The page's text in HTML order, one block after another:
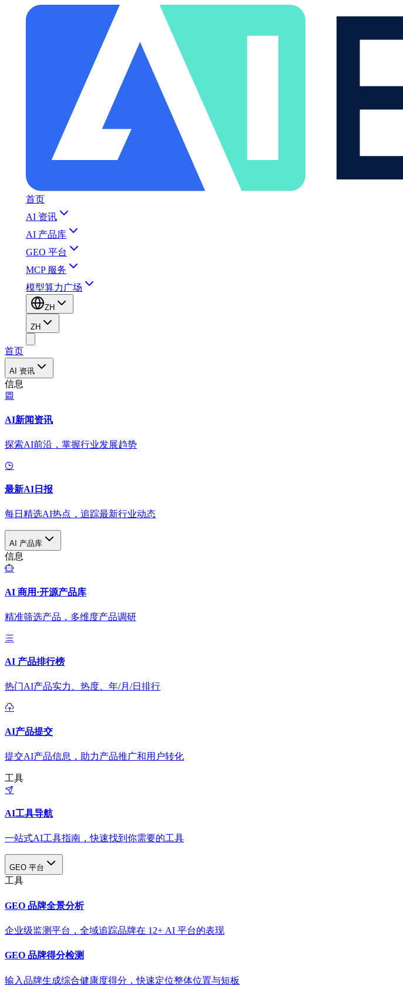
首页
AI 资讯
AI 产品库
GEO 平台
MCP 服务
模型算力广场
ZH
ZH
首页
AI 资讯
信息
AI新闻资讯
探索AI前沿，掌握行业发展趋势
最新AI日报
每日精选AI热点，追踪最新行业动态
AI 产品库
信息
AI 商用·开源产品库
精准筛选产品，多维度产品调研
AI 产品排行榜
热门AI产品实力、热度、年/月/日排行
AI产品提交
提交AI产品信息，助力产品推广和用户转化
工具
AI工具导航
一站式AI工具指南，快速找到你需要的工具
GEO 平台
工具
GEO 品牌全景分析
企业级监测平台，全域追踪品牌在 12+ AI 平台的表现
GEO 品牌得分检测
输入品牌生成综合健康度得分，快速定位整体位置与短板